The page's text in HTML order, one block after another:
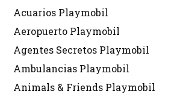
Acuarios Playmobil
Aeropuerto Playmobil
Agentes Secretos Playmobil
Ambulancias Playmobil
Animals & Friends Playmobil